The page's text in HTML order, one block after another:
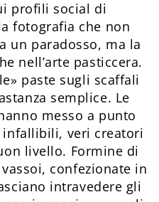
profili social di
fotografia che non
un paradosso, ma la
nell’arte pasticcera.
paste sugli scaffali
semplice. Le
messo a punto
veri creatori
livello. Formine di
confezionate in
intravedere gli